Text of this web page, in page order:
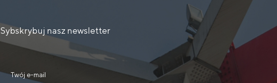
Sybskrybuj nasz newsletter